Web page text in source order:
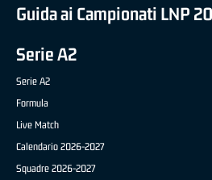
Guida ai Campionati LNP
Serie A2
Serie A2
Formula
Live Match
Calendario 2026-2027
Squadre 2026-2027